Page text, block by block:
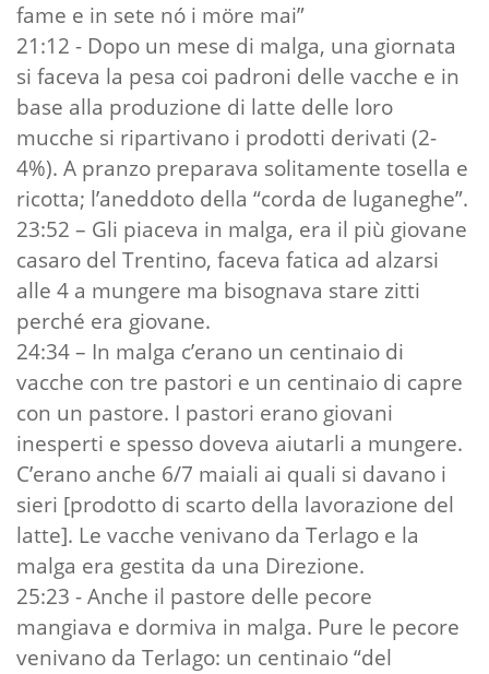
fame e in sete nó i möre mai”
21:12 - Dopo un mese di malga, una giornata
si faceva la pesa coi padroni delle vacche e in
base alla produzione di latte delle loro
mucche si ripartivano i prodotti derivati (2-
4%). A pranzo preparava solitamente tosella e
ricotta; l’aneddoto della “corda de luganeghe”.
23:52 – Gli piaceva in malga, era il più giovane
casaro del Trentino, faceva fatica ad alzarsi
alle 4 a mungere ma bisognava stare zitti
perché era giovane.
24:34 – In malga c’erano un centinaio di
vacche con tre pastori e un centinaio di capre
con un pastore. I pastori erano giovani
inesperti e spesso doveva aiutarli a mungere.
C’erano anche 6/7 maiali ai quali si davano i
sieri [prodotto di scarto della lavorazione del
latte]. Le vacche venivano da Terlago e la
malga era gestita da una Direzione.
25:23 - Anche il pastore delle pecore
mangiava e dormiva in malga. Pure le pecore
venivano da Terlago: un centinaio “del